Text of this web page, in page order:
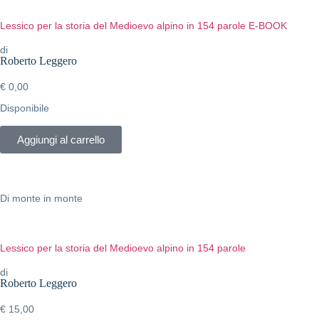
Lessico per la storia del Medioevo alpino in 154 parole E-BOOK
di
Roberto Leggero
€ 0,00
Disponibile
Aggiungi al carrello
Di monte in monte
Lessico per la storia del Medioevo alpino in 154 parole
di
Roberto Leggero
€ 15,00